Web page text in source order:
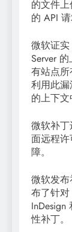
的文件
的 API
微软证实
Server
有站点
利用此漏
的上下文
微软补
面远程
障。
微软发
布了针对
性补丁。